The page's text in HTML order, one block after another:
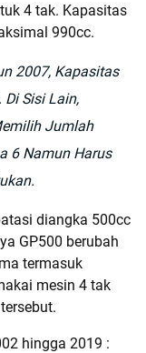
4 tak. Kapasitas
990cc.
2007, Kapasitas
Sisi Lain,
Jumlah
6 Namun Harus
diangka 500cc
GP500 berubah
termasuk
mesin 4 tak
hingga 2019 :